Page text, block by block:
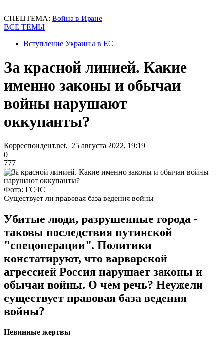
СПЕЦТЕМА: Война в Иране
ВСЕ ТЕМЫ
Вступление Украины в ЕС
За красной линией. Какие
именно законы и обычаи
войны нарушают
оккупанты?
Корреспондент.net, 25 августа 2022, 19:19
0
777
Фото: ГСЧС
Существует ли правовая база ведения войны
Убитые люди, разрушенные города -
таковы последствия путинской
"спецоперации". Политики
констатируют, что варварской
агрессией Россия нарушает законы и
обычаи войны. О чем речь? Неужели
существует правовая база ведения
войны?
Невинные жертвы